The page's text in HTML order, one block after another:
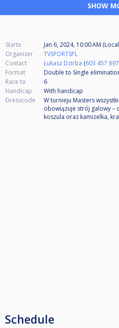
SHOW
Starts
Jan 6, 2024, 10:00 AM
Organizer
TVSPORTSPL
Contact
Łukasz Dzirba (603 457 897
Format
Double to Single
Race to
6
Handicap
With handicap
Dresscode
W turnieju Masters
obowiązuje strój galowy –
koszula oraz kamizelka,
Schedule